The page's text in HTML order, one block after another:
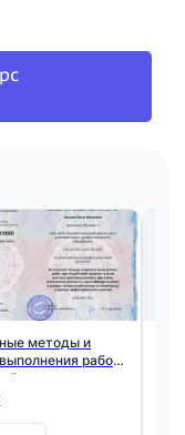
методы и
работ
вредных
источников